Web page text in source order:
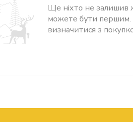
Ще ніхто не залишив
можете бути
визначитися з